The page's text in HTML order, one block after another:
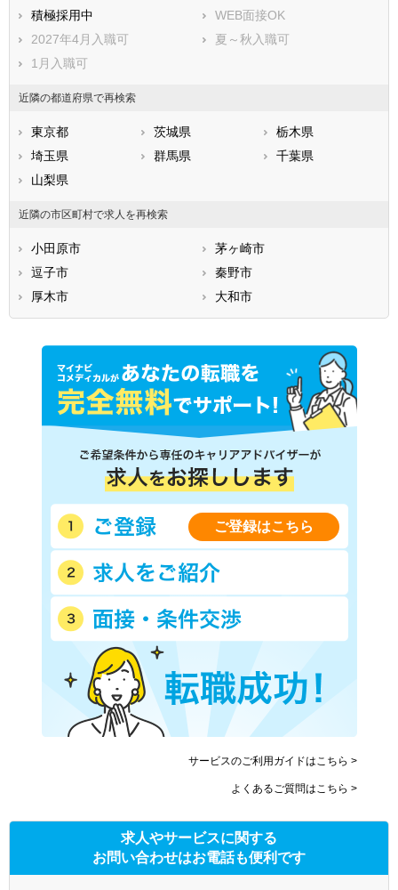
積極採用中
WEB面接OK
2027年4月入職可
夏～秋入職可
1月入職可
近隣の都道府県で再検索
東京都 茨城県
栃木県
埼玉県
群馬県
千葉県
山梨県
近隣の市区町村で求人を再検索
小田原市
茅ヶ崎市
逗子市
秦野市
厚木市
大和市
ご登録はこちら
サービスのご利用ガイドはこちら >
よくあるご質問はこちら >
求人やサービスに関する
お問い合わせはお電話も便利です